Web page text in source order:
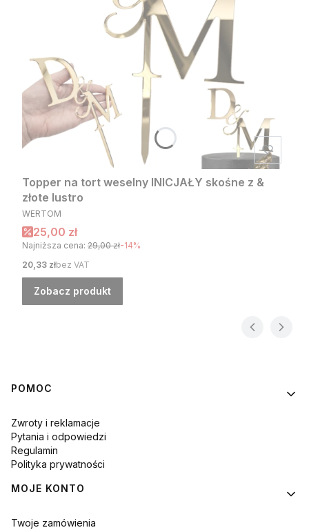
Topper na tort weselny INICJAŁY skośne z &
złote lustro
PRODUCENT
WERTOM
Cena promocyjna
25,00 zł
Najniższa cena: 29,00 zł-14%
Cena
20,33 złbez VAT
Zobacz produkt
Linki w stopce
POMOC
Zwroty i reklamacje
Pytania i odpowiedzi
Regulamin
Polityka prywatności
MOJE KONTO
Twoje zamówienia